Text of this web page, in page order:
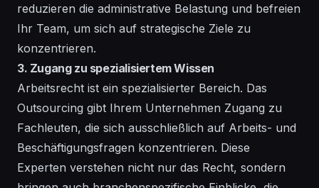
reduzieren die administrative Belastung und befreien
Ihr Team, um sich auf strategische Ziele zu
konzentrieren.
3. Zugang zu spezialisiertem Wissen
Arbeitsrecht ist ein spezialisierter Bereich. Das
Outsourcing gibt Ihrem Unternehmen Zugang zu
Fachleuten, die sich ausschließlich auf Arbeits- und
Beschäftigungsfragen konzentrieren. Diese
Experten verstehen nicht nur das Recht, sondern